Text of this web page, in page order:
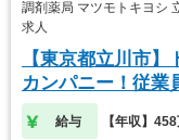
調剤薬局 マツモトキヨシ
求人
【東京都立川市
カンパニー！従業
す！
給与 【年収】